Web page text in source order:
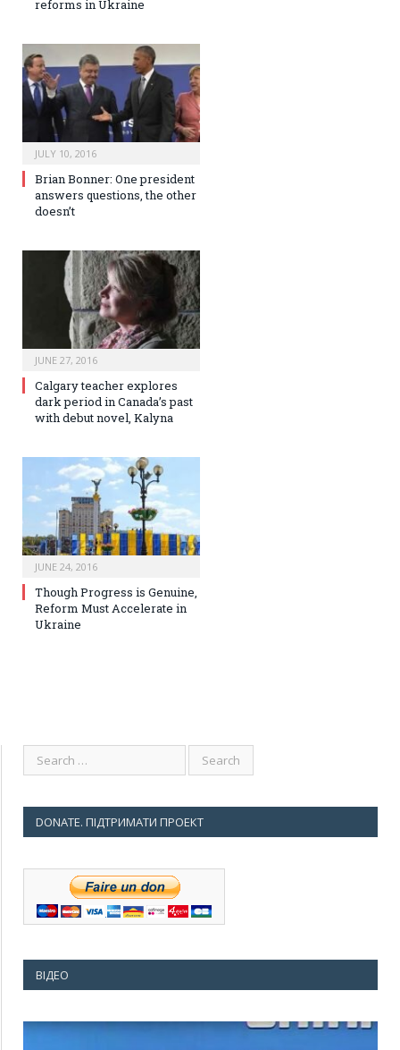
reforms in Ukraine
JULY 10, 2016
Brian Bonner: One president
answers questions, the other
doesn’t
JUNE 27, 2016
Calgary teacher explores
dark period in Canada’s past
with debut novel, Kalyna
JUNE 24, 2016
Though Progress is Genuine,
Reform Must Accelerate in
Ukraine
DONATE. ПІДТРИМАТИ ПРОЕКТ
ВІДЕО